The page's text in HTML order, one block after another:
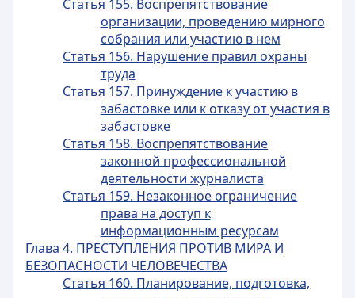
Статья 155. Воспрепятствование
организации, проведению мирного
собрания или участию в нем
Статья 156. Нарушение правил охраны
труда
Статья 157. Принуждение к участию в
забастовке или к отказу от участия в
забастовке
Статья 158. Воспрепятствование
законной профессиональной
деятельности журналиста
Статья 159. Незаконное ограничение
права на доступ к
информационным ресурсам
Глава 4. ПРЕСТУПЛЕНИЯ ПРОТИВ МИРА И
БЕЗОПАСНОСТИ ЧЕЛОВЕЧЕСТВА
Статья 160. Планирование, подготовка,